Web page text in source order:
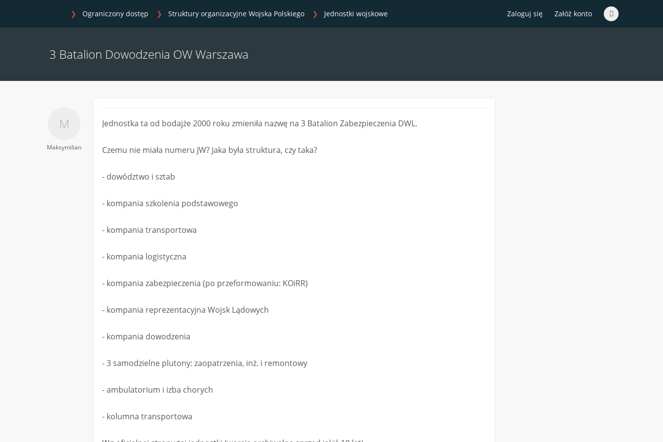
Zaloguj się Załóż konto
Ograniczony dostęp Struktury organizacyjne Wojska Polskiego Jednostki wojskowe
3 Batalion Dowodzenia OW Warszawa
Maksymilian
Jednostka ta od bodajże 2000 roku zmieniła nazwę na 3 Batalion Zabezpieczenia DWL.
Czemu nie miała numeru JW? Jaka była struktura, czy taka?
- dowództwo i sztab
- kompania szkolenia podstawowego
- kompania transportowa
- kompania logistyczna
- kompania zabezpieczenia (po przeformowaniu: KOiRR)
- kompania reprezentacyjna Wojsk Lądowych
- kompania dowodzenia
- 3 samodzielne plutony: zaopatrzenia, inż. i remontowy
- ambulatorium i izba chorych
- kolumna transportowa